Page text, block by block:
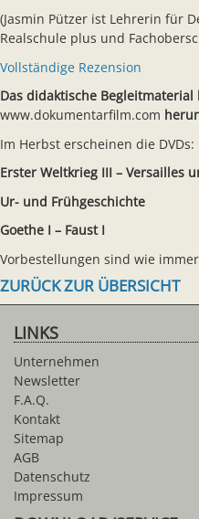
(Jasmin Pützer ist Lehrerin für
Realschule plus und
Vollständige Rezension
Das didaktische
www.dokumentarfilm.com
Im Herbst erscheinen die DVDs:
Erster Weltkrieg III – Versailles
Ur- und Frühgeschichte
Goethe I – Faust I
Vorbestellungen sind wie
ZURÜCK ZUR ÜBERSICHT
LINKS
Unternehmen
Newsletter
F.A.Q.
Kontakt
Sitemap
AGB
Datenschutz
Impressum